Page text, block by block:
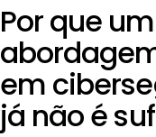
Por que
em
já não é